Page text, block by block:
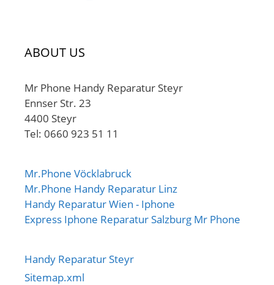
ABOUT US
Mr Phone Handy Reparatur Steyr
Ennser Str. 23
4400 Steyr
Tel: 0660 923 51 11
Mr.Phone Vöcklabruck
Mr.Phone Handy Reparatur Linz
Handy Reparatur Wien - Iphone
Express Iphone Reparatur Salzburg Mr Phone
Handy Reparatur Steyr
Sitemap.xml